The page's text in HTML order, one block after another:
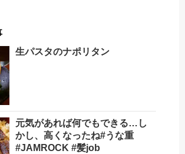
生パスタのナポリタン
元気があれば何でもできる️…し
かし、高くなったね#うな重
#JAMROCK #髪job